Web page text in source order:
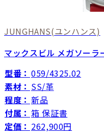
JUNGHANS(ユンハンス)
マックスビル メガソー
型番： 059/4325.02
素材： SS/革
程度： 新品
付属： 箱 保証書
定価： 262,900円